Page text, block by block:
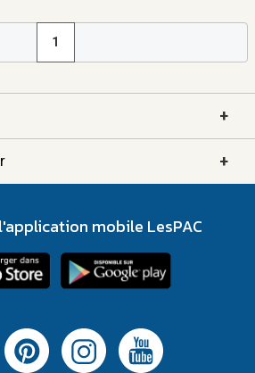
1
+
+
mobile LesPAC